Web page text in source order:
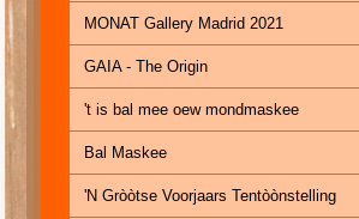
MONAT Gallery Madrid 2021
GAIA - The Origin
't is bal mee oew mondmaskee
Bal Maskee
'N Gròòtse Voorjaars Tentòònstelling